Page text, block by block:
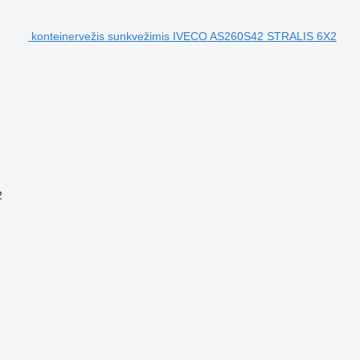
konteinervežis sunkvežimis IVECO AS260S42 STRALIS 6X2